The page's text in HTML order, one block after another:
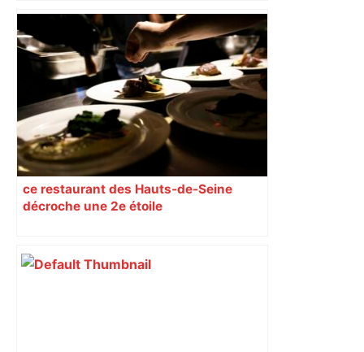
ce restaurant des Hauts-de-Seine
décroche une 2e étoile